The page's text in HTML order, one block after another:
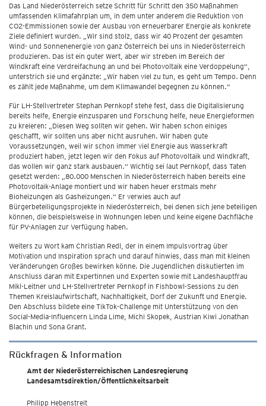
Das Land Niederösterreich setze Schritt für Schritt den 350 Maßnahmen
umfassenden Klimafahrplan um, in dem unter anderem die Reduktion von
CO2-Emmissionen sowie der Ausbau von erneuerbarer Energie als konkrete
Ziele definiert wurden. „Wir sind stolz, dass wir 40 Prozent der gesamten
Wind- und Sonnenenergie von ganz Österreich bei uns in Niederösterreich
produzieren. Das ist ein guter Wert, aber wir streben im Bereich der
Windkraft eine Verdreifachung an und bei Photovoltaik eine Verdoppelung“,
unterstrich sie und ergänzte: „Wir haben viel zu tun, es geht um Tempo. Denn
es zählt jede Maßnahme, um dem Klimawandel begegnen zu können.“
Für LH-Stellvertreter Stephan Pernkopf stehe fest, dass die Digitalisierung
bereits helfe, Energie einzusparen und Forschung helfe, neue Energieformen
zu kreieren: „Diesen Weg sollten wir gehen. Wir haben schon einiges
geschafft, wir sollten uns aber nicht ausruhen. Wir haben gute
Voraussetzungen, weil wir schon immer viel Energie aus Wasserkraft
produziert haben, jetzt legen wir den Fokus auf Photovoltaik und Windkraft,
das wollen wir ganz stark ausbauen.“ Wichtig sei laut Pernkopf, dass Taten
gesetzt werden: „80.000 Menschen in Niederösterreich haben bereits eine
Photovoltaik-Anlage montiert und wir haben heuer erstmals mehr
Bioheizungen als Gasheizungen.“ Er verwies auch auf
Bürgerbeteiligungsprojekte in Niederösterreich, bei denen sich jene beteiligen
können, die beispielsweise in Wohnungen leben und keine eigene Dachfläche
für PV-Anlagen zur Verfügung haben.
Weiters zu Wort kam Christian Redl, der in einem Impulsvortrag über
Motivation und Inspiration sprach und darauf hinwies, dass man mit kleinen
Veränderungen Großes bewirken könne. Die Jugendlichen diskutierten im
Anschluss daran mit Expertinnen und Experten sowie mit Landeshauptfrau
Mikl-Leitner und LH-Stellvertreter Pernkopf in Fishbowl-Sessions zu den
Themen Kreislaufwirtschaft, Nachhaltigkeit, Dorf der Zukunft und Energie.
Den Abschluss bildete eine TikTok-Challenge mit Unterstützung von den
Social-Media-Influencern Linda Lime, Michi Skopek, Austrian Kiwi Jonathan
Blachin und Sona Grant.
Rückfragen & Information
Amt der Niederösterreichischen Landesregierung
Landesamtsdirektion/Öffentlichkeitsarbeit
Philipp Hebenstreit